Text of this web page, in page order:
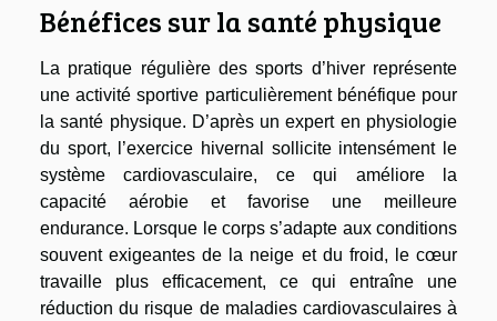
Bénéfices sur la santé physique
La pratique régulière des sports d’hiver représente
une activité sportive particulièrement bénéfique pour
la santé physique. D’après un expert en physiologie
du sport, l’exercice hivernal sollicite intensément le
système cardiovasculaire, ce qui améliore la
capacité aérobie et favorise une meilleure
endurance. Lorsque le corps s’adapte aux conditions
souvent exigeantes de la neige et du froid, le cœur
travaille plus efficacement, ce qui entraîne une
réduction du risque de maladies cardiovasculaires à